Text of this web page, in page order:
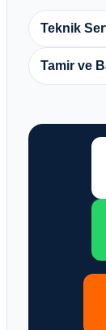
Teknik
Tamir ve